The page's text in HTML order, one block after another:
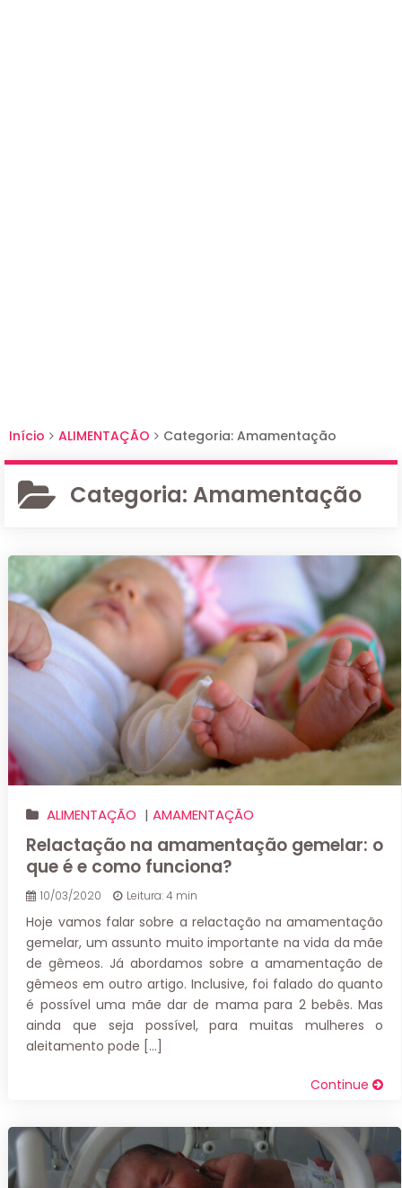
Início ALIMENTAÇÃO Categoria: Amamentação
Categoria: Amamentação
ALIMENTAÇÃO |AMAMENTAÇÃO
Relactação na amamentação gemelar: o
que é e como funciona?
10/03/2020 Leitura: 4 min
Hoje vamos falar sobre a relactação na amamentação
gemelar, um assunto muito importante na vida da mãe
de gêmeos. Já abordamos sobre a amamentação de
gêmeos em outro artigo. Inclusive, foi falado do quanto
é possível uma mãe dar de mama para 2 bebês. Mas
ainda que seja possível, para muitas mulheres o
aleitamento pode […]
Continue